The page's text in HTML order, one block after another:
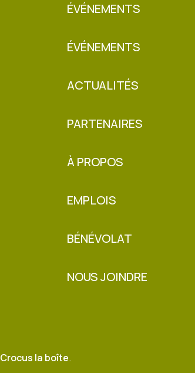
ÉVÉNEMENTS
ÉVÉNEMENTS
ACTUALITÉS
PARTENAIRES
À PROPOS
EMPLOIS
BÉNÉVOLAT
NOUS JOINDRE
Crocus la boîte.